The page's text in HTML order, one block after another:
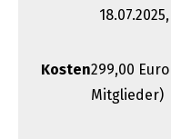
Kosten299,00
Mitglieder)